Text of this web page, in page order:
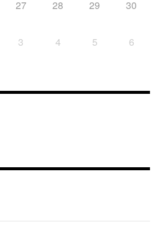
27 28 29 30
3 4 5 6